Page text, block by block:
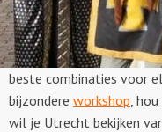
gezet. Alle lichten op
groepsuitje in Utrecht.
collega’s komt, Puur*
beste combinaties voor
bijzondere workshop,
wil je Utrecht bekijken